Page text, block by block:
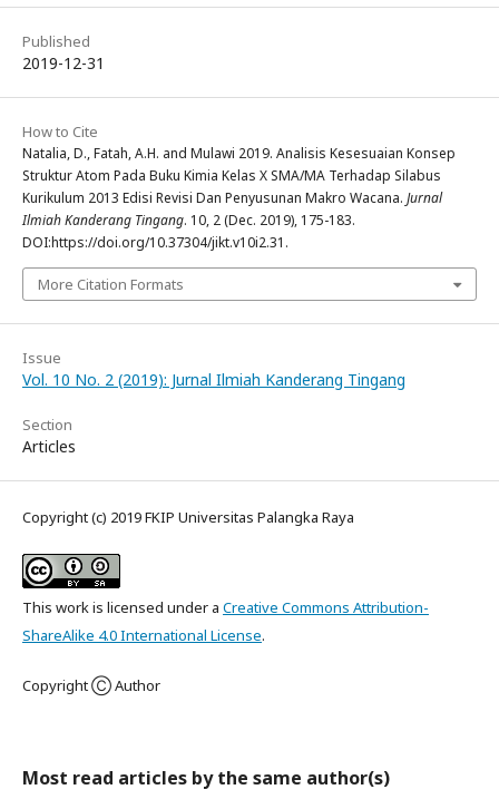
Published
2019-12-31
How to Cite
Natalia, D., Fatah, A.H. and Mulawi 2019. Analisis Kesesuaian Konsep
Struktur Atom Pada Buku Kimia Kelas X SMA/MA Terhadap Silabus
Kurikulum 2013 Edisi Revisi Dan Penyusunan Makro Wacana. Jurnal
Ilmiah Kanderang Tingang. 10, 2 (Dec. 2019), 175-183.
DOI:https://doi.org/10.37304/jikt.v10i2.31.
More Citation Formats
Issue
Vol. 10 No. 2 (2019): Jurnal Ilmiah Kanderang Tingang
Section
Articles
Copyright (c) 2019 FKIP Universitas Palangka Raya
This work is licensed under a Creative Commons Attribution-
ShareAlike 4.0 International License.
Copyright Ⓒ Author
Most read articles by the same author(s)